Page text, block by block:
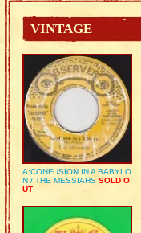
VINTAGE
A:CONFUSION IN A BABYLO
N / THE MESSIAHS SOLD O
UT